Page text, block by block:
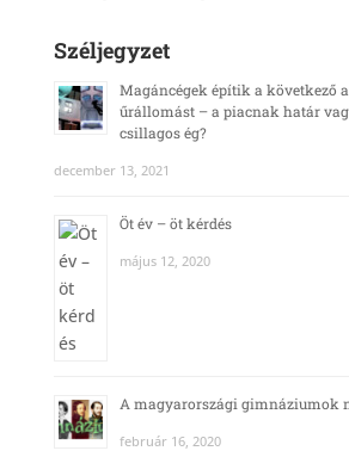
Széljegyzet
Magáncégek építik a következő
űrállomást – a piacnak határ
csillagos ég?
december 13, 2021
Öt év – öt kérdés
május 12, 2020
A magyarországi gimnáziumok
február 16, 2020